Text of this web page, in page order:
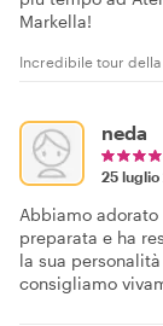
Markella!
Incredibile tour
neda
25
Abbiamo adorato
preparata e ha
la sua
consigliamo